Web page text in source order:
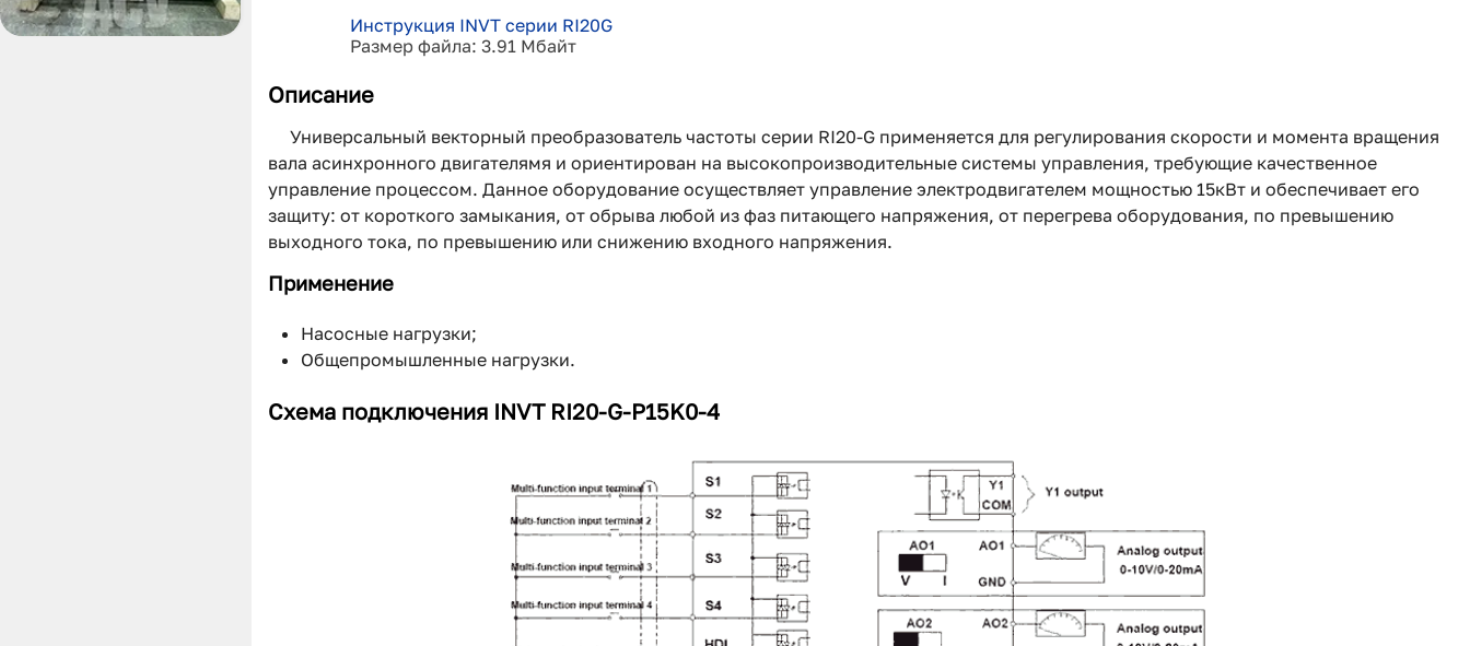
Инструкция INVT серии RI20G
Размер файла: 3.91 Мбайт
Описание
Универсальный векторный преобразователь частоты серии RI20-G применяется для регулирования скорости и момента вращения
вала асинхронного двигателямя и ориентирован на высокопроизводительные системы управления, требующие качественное
управление процессом. Данное оборудование осуществляет управление электродвигателем мощностью 15кВт и обеспечивает его
защиту: от короткого замыкания, от обрыва любой из фаз питающего напряжения, от перегрева оборудования, по превышению
выходного тока, по превышению или снижению входного напряжения.
Применение
Насосные нагрузки;
Общепромышленные нагрузки.
Схема подключения INVT RI20-G-P15K0-4